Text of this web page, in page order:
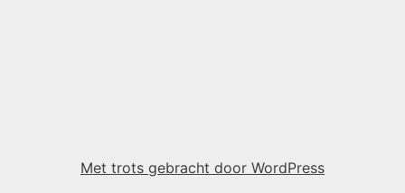
Met trots gebracht door WordPress